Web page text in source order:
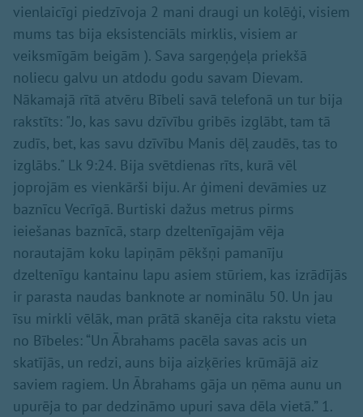
vienlaicīgi piedzīvoja 2 mani draugi un kolēģi, visiem
mums tas bija eksistenciāls mirklis, visiem ar
veiksmīgām beigām ). Sava sargeņģeļa priekšā
noliecu galvu un atdodu godu savam Dievam.
Nākamajā rītā atvēru Bībeli savā telefonā un tur bija
rakstīts: "Jo, kas savu dzīvību gribēs izglābt, tam tā
zudīs, bet, kas savu dzīvību Manis dēļ zaudēs, tas to
izglābs." Lk 9:24. Bija svētdienas rīts, kurā vēl
joprojām es vienkārši biju. Ar ģimeni devāmies uz
baznīcu Vecrīgā. Burtiski dažus metrus pirms
ieiešanas baznīcā, starp dzeltenīgajām vēja
norautajām koku lapiņām pēkšņi pamanīju
dzeltenīgu kantainu lapu asiem stūriem, kas izrādījās
ir parasta naudas banknote ar nominālu 50. Un jau
īsu mirkli vēlāk, man prātā skanēja cita rakstu vieta
no Bībeles: “Un Ābrahams pacēla savas acis un
skatījās, un redzi, auns bija aizķēries krūmājā aiz
saviem ragiem. Un Ābrahams gāja un ņēma aunu un
upurēja to par dedzināmo upuri sava dēla vietā.” 1.